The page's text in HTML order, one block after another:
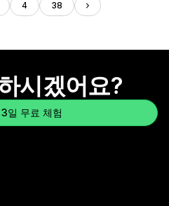
4 38
시겠어요?
일 무료 체험